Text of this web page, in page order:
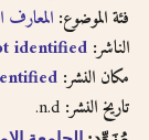
فئة الموضوع: المعارف
الناشر: identified
مكان النشر:
تاريخ النشر: